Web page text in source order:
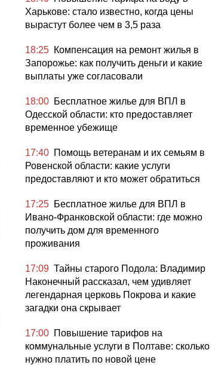
Харькове: стало известно, когда цены
вырастут более чем в 3,5 раза
18:25 Компенсация на ремонт жилья в
Запорожье: как получить деньги и какие
выплаты уже согласовали
18:00 Бесплатное жилье для ВПЛ в
Одесской области: кто предоставляет
временное убежище
17:40 Помощь ветеранам и их семьям в
Ровенской области: какие услуги
предоставляют и кто может обратиться
17:25 Бесплатное жилье для ВПЛ в
Ивано-Франковской области: где можно
получить дом для временного
проживания
17:09 Тайны старого Подола: Владимир
Наконечный рассказал, чем удивляет
легендарная церковь Покрова и какие
загадки она скрывает
17:00 Повышение тарифов на
коммунальные услуги в Полтаве: сколько
нужно платить по новой цене